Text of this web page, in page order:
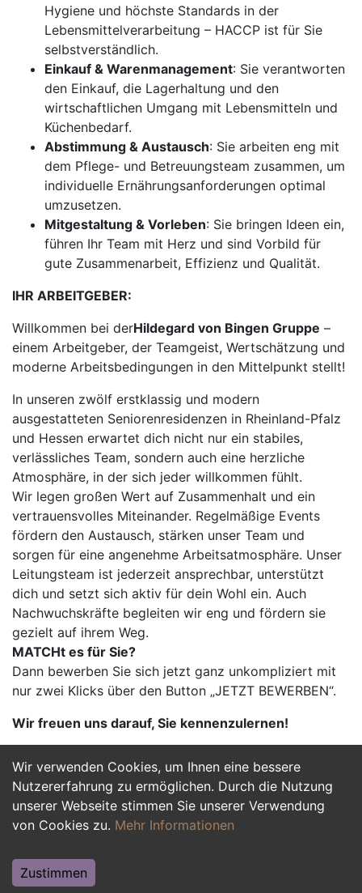
Wir verwenden Cookies, um Ihnen eine bessere
Nutzererfahrung zu ermöglichen. Durch die Nutzung
unserer Webseite stimmen Sie unserer Verwendung
von Cookies zu. Mehr Informationen
Zustimmen
Hygiene und höchste Standards in der
Lebensmittelverarbeitung – HACCP ist für Sie
selbstverständlich.
Einkauf & Warenmanagement: Sie verantworten
den Einkauf, die Lagerhaltung und den
wirtschaftlichen Umgang mit Lebensmitteln und
Küchenbedarf.
Abstimmung & Austausch: Sie arbeiten eng mit
dem Pflege- und Betreuungsteam zusammen, um
individuelle Ernährungsanforderungen optimal
umzusetzen.
Mitgestaltung & Vorleben: Sie bringen Ideen ein,
führen Ihr Team mit Herz und sind Vorbild für
gute Zusammenarbeit, Effizienz und Qualität.
IHR ARBEITGEBER:
Willkommen bei derHildegard von Bingen Gruppe –
einem Arbeitgeber, der Teamgeist, Wertschätzung und
moderne Arbeitsbedingungen in den Mittelpunkt stellt!
In unseren zwölf erstklassig und modern
ausgestatteten Seniorenresidenzen in Rheinland-Pfalz
und Hessen erwartet dich nicht nur ein stabiles,
verlässliches Team, sondern auch eine herzliche
Atmosphäre, in der sich jeder willkommen fühlt.
Wir legen großen Wert auf Zusammenhalt und ein
vertrauensvolles Miteinander. Regelmäßige Events
fördern den Austausch, stärken unser Team und
sorgen für eine angenehme Arbeitsatmosphäre. Unser
Leitungsteam ist jederzeit ansprechbar, unterstützt
dich und setzt sich aktiv für dein Wohl ein. Auch
Nachwuchskräfte begleiten wir eng und fördern sie
gezielt auf ihrem Weg.
MATCHt es für Sie?
Dann bewerben Sie sich jetzt ganz unkompliziert mit
nur zwei Klicks über den Button „JETZT BEWERBEN“.
Wir freuen uns darauf, Sie kennenzulernen!
Jetzt Bewerben